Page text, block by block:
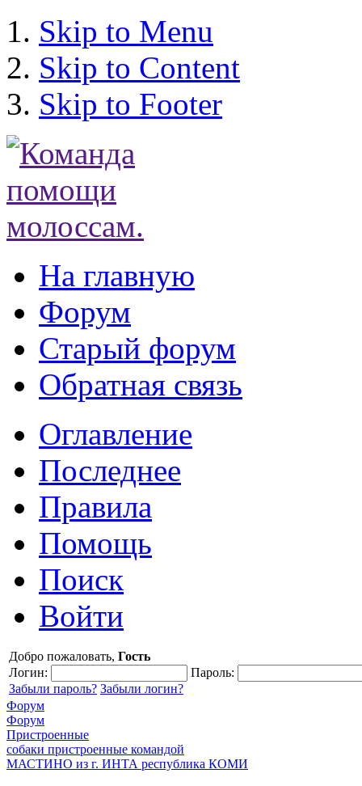
Skip to Menu
Skip to Content
Skip to Footer
На главную
Форум
Старый форум
Обратная связь
Оглавление
Последнее
Правила
Помощь
Поиск
Войти
Добро пожаловать, Гость
Логин:
Пароль:
Забыли пароль? Забыли логин?
Форум
Форум
Пристроенные
собаки пристроенные командой
МАСТИНО из г. ИНТА республика КОМИ